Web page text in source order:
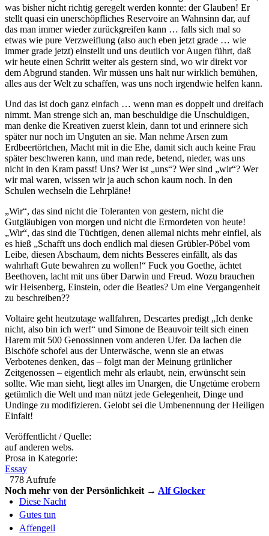
was bisher nicht richtig geregelt werden konnte: der Glauben! Er
stellt quasi ein unerschöpfliches Reservoire an Wahnsinn dar, auf
das man immer wieder zurückgreifen kann … falls sich mal so
etwas wie pure Verzweiflung (also auch eben jetzt grade … wie
immer grade jetzt) einstellt und uns deutlich vor Augen führt, daß
wir heute einen Schritt weiter als gestern sind, wo wir direkt vor
dem Abgrund standen. Wir müssen uns halt nur wirklich bemühen,
alles aus der Welt zu schaffen, was uns noch irgendwie helfen kann.
Und das ist doch ganz einfach … wenn man es doppelt und dreifach
nimmt. Man strenge sich an, man beschuldige die Unschuldigen,
man denke die Kreativen zuerst klein, dann tot und erinnere sich
später nur noch im Unguten an sie. Man nehme Arsen zum
Erdbeertörtchen, Macht mit in die Ehe, damit sich auch keine Frau
später beschweren kann, und man rede, betend, nieder, was uns
nicht in den Kram passt! Uns? Wer ist „uns“? Wer sind „wir“? Wer
wir mal waren, wissen wir ja auch schon kaum noch. In den
Schulen wechseln die Lehrpläne!
„Wir“, das sind nicht die Toleranten von gestern, nicht die
Gutgläubigen von morgen und nicht die Ermordeten von heute!
„Wir“, das sind die Tüchtigen, denen allemal nichts mehr einfiel, als
es hieß „Schafft uns doch endlich mal diesen Grübler-Pöbel vom
Leibe, diesen Abschaum, dem nichts Besseres einfällt, als das
wahrhaft Gute bewahren zu wollen!“ Fuck you Goethe, ächtet
Beethoven, lacht mit uns über Darwin und Freud. Wozu brauchen
wir Heisenberg, Einstein, oder die Beatles? Um eine Vergangenheit
zu beschreiben??
Voltaire geht heutzutage wallfahren, Descartes predigt „Ich denke
nicht, also bin ich wer!“ und Simone de Beauvoir teilt sich einen
Harem mit 500 Genossinnen vom anderen Ufer. Da lachen die
Bischöfe schofel aus der Unterwäsche, wenn sie an etwas
Verbotenes denken, das – folgt man der Meinung grünlicher
Zeitgenossen – eigentlich mehr als erlaubt, nein, erwünscht sein
sollte. Wie man sieht, liegt alles im Unargen, die Ungetüme erobern
getümlich die Welt und man nützt jede Gelegenheit, Dinge und
Undinge zu modifizieren. Gelobt sei die Umbenennung der Heiligen
Einfalt!
Veröffentlicht / Quelle:
auf anderen webs.
Prosa in Kategorie:
Essay
778 Aufrufe
Noch mehr von der Persönlichkeit → Alf Glocker
Diese Nacht
Gutes tun
Affengeil